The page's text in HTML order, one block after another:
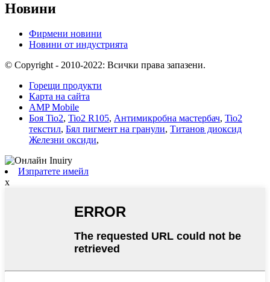
Новини
Фирмени новини
Новини от индустрията
© Copyright - 2010-2022: Всички права запазени.
Горещи продукти
Карта на сайта
AMP Mobile
Боя Tio2, Tio2 R105, Антимикробна мастербач, Tio2
текстил, Бял пигмент на гранули, Титанов диоксид
Железни оксиди,
Изпратете имейл
x